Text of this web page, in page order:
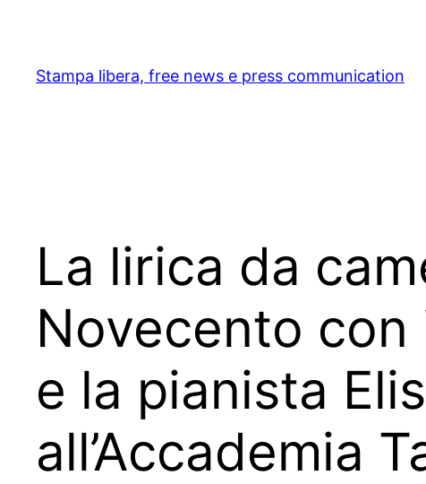
content
Stampa libera, free news e press communication
La lirica da
Novecento
e la pianista
all’Accademia